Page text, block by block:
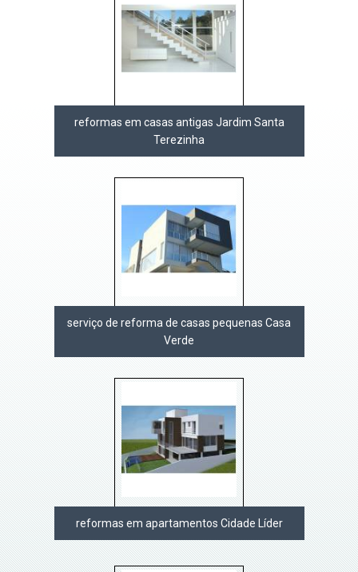
reformas em casas antigas Jardim Santa
Terezinha
serviço de reforma de casas pequenas Casa
Verde
reformas em apartamentos Cidade Líder